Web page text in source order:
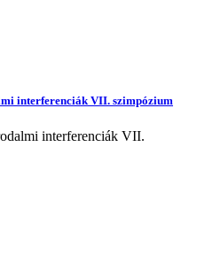
interferenciák VII. szimpózium
interferenciák VII.